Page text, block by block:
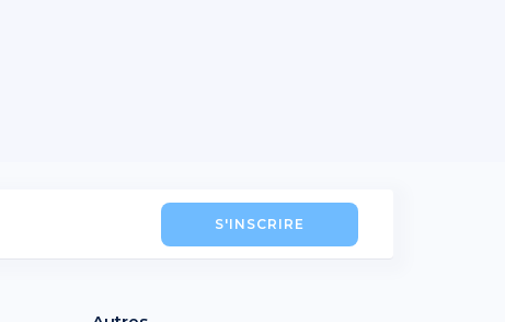
S'INSCRIRE